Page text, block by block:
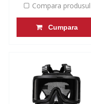
Compara produsul
Cumpara